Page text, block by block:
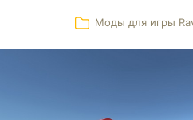
Моды для игры